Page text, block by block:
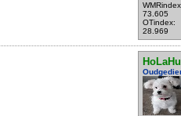
73.605
OTindex:
28.969
HoLaHu